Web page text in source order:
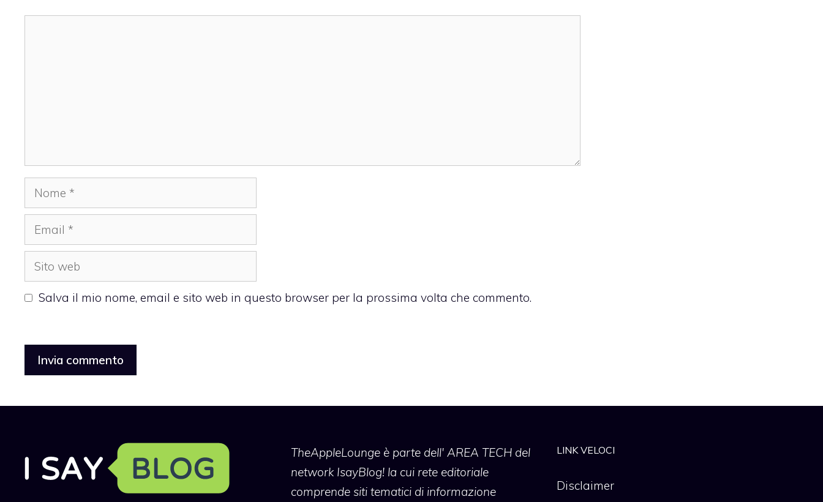
Nome
Email
Sito
web
Salva il mio nome, email e sito web in questo browser per la prossima volta che commento.
TheAppleLoungeè parte dell' AREA TECH del
network IsayBlog! la cui rete editoriale
comprende siti tematici di informazione
LINK VELOCI
Disclaimer